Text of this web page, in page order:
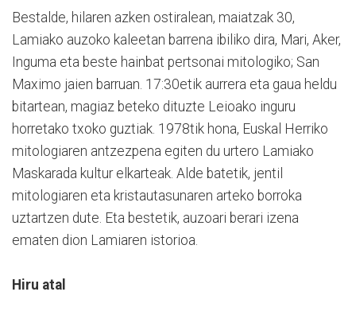
Bestalde, hilaren azken ostiralean, maiatzak 30,
Lamiako auzoko kaleetan barrena ibiliko dira, Mari, Aker,
Inguma eta beste hainbat pertsonai mitologiko; San
Maximo jaien barruan. 17:30etik aurrera eta gaua heldu
bitartean, magiaz beteko dituzte Leioako inguru
horretako txoko guztiak. 1978tik hona, Euskal Herriko
mitologiaren antzezpena egiten du urtero Lamiako
Maskarada kultur elkarteak. Alde batetik, jentil
mitologiaren eta kristautasunaren arteko borroka
uztartzen dute. Eta bestetik, auzoari berari izena
ematen dion Lamiaren istorioa.
Hiru atal